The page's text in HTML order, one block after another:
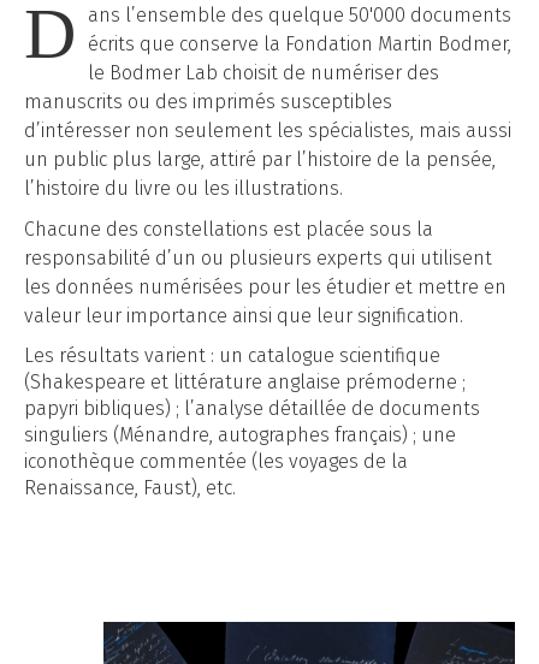
D
ans l’ensemble des quelque 50'000 documents
écrits que conserve la Fondation Martin Bodmer,
le Bodmer Lab choisit de numériser des
manuscrits ou des imprimés susceptibles
d’intéresser non seulement les spécialistes, mais aussi
un public plus large, attiré par l’histoire de la pensée,
l’histoire du livre ou les illustrations.
Chacune des constellations est placée sous la
responsabilité d’un ou plusieurs experts qui utilisent
les données numérisées pour les étudier et mettre en
valeur leur importance ainsi que leur signification.
Les résultats varient : un catalogue scientifique
(Shakespeare et littérature anglaise prémoderne ;
papyri bibliques) ; l’analyse détaillée de documents
singuliers (Ménandre, autographes français) ; une
iconothèque commentée (les voyages de la
Renaissance, Faust), etc.